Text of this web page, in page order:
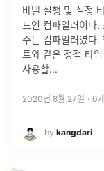
바벨 실행 및 설정
드인 컴파일러이다
주는 컴파일러였다.
트와 같은 정적 타
사용할...
2020년 8월 27일 · 0
by kangdari